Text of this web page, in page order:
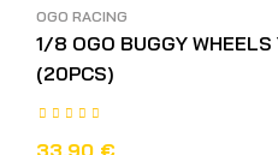
OGO RACING
1/8 OGO BUGGY
(20PCS)